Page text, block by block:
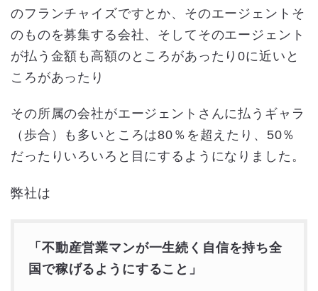
のフランチャイズですとか、そのエージェントそ
のものを募集する会社、そしてそのエージェント
が払う金額も高額のところがあったり0に近いと
ころがあったり
その所属の会社がエージェントさんに払うギャラ
（歩合）も多いところは80％を超えたり、50％
だったりいろいろと目にするようになりました。
弊社は
「不動産営業マンが一生続く自信を持ち全
国で稼げるようにすること」